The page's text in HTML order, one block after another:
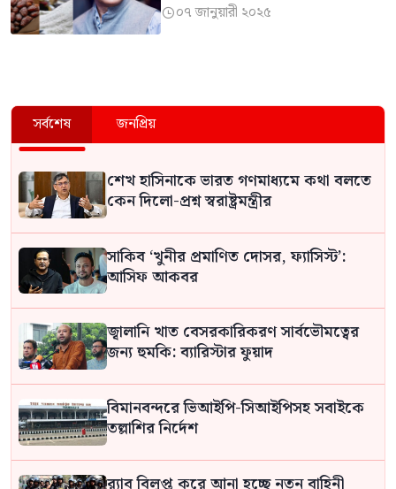
০৭ জানুয়ারী ২০২৫
সর্বশেষ জনপ্রিয়
শেখ হাসিনাকে ভারত গণমাধ্যমে কথা বলতে
কেন দিলো-প্রশ্ন স্বরাষ্ট্রমন্ত্রীর
সাকিব ‘খুনীর প্রমাণিত দোসর, ফ্যাসিস্ট’:
আসিফ আকবর
জ্বালানি খাত বেসরকারিকরণ সার্বভৌমত্বের
জন্য হুমকি: ব্যারিস্টার ফুয়াদ
বিমানবন্দরে ভিআইপি-সিআইপিসহ সবাইকে
তল্লাশির নির্দেশ